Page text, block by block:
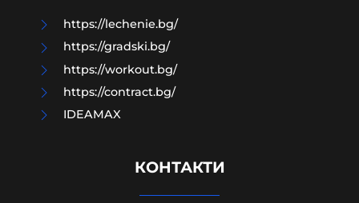
https://lechenie.bg/
https://gradski.bg/
https://workout.bg/
https://contract.bg/
IDEAMAX
КОНТАКТИ